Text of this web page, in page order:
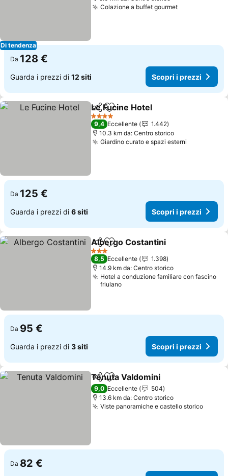
Di tendenza
Colazione a buffet gourmetScopri i
Da 128 €
Guarda i prezzi di 12 siti Scopri i prezzi
CondividiAggiungi ai preferiti
Le Fucine Hotel
4 Stelle
9,4 Eccellente
1.442
10.3 km da: Centro storico
Giardino curato e spazi esterni
Da 125 €
Guarda i prezzi di 6 siti Scopri i prezzi
CondividiAggiungi ai preferiti
Albergo Costantini
3 Stelle
8,5 Eccellente
1.398
14.9 km da: Centro storico
Hotel a conduzione familiare con fascino
friulano
Da 95 €
Guarda i prezzi di 3 siti Scopri i prezzi
CondividiAggiungi ai preferiti
Tenuta Valdomini
9,0 Eccellente
504
13.6 km da: Centro storico
Viste panoramiche e castello storico
Da 82 €